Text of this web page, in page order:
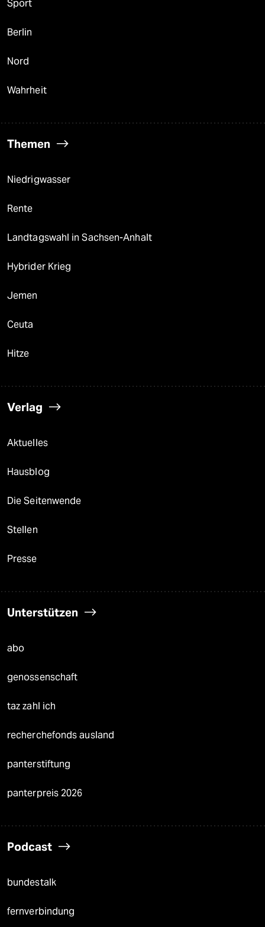
Sport
Berlin
Nord
Wahrheit
Themen
Niedrigwasser
Rente
Landtagswahl in Sachsen-Anhalt
Hybrider Krieg
Jemen
Ceuta
Hitze
Verlag
Aktuelles
Hausblog
Die Seitenwende
Stellen
Presse
Unterstützen
abo
genossenschaft
taz zahl ich
recherchefonds ausland
panterstiftung
panterpreis 2026
Podcast
bundestalk
fernverbindung